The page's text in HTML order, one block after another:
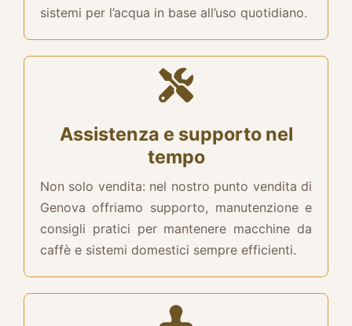
sistemi per l’acqua in base all’uso quotidiano.
Assistenza e supporto nel
tempo
Non solo vendita: nel nostro punto vendita di
Genova offriamo supporto, manutenzione e
consigli pratici per mantenere macchine da
caffè e sistemi domestici sempre efficienti.